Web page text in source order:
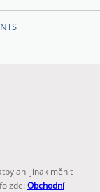
ani jinak měnit
zde:Obchodní